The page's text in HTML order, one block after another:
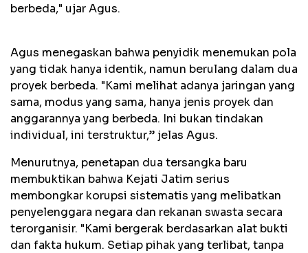
berbeda," ujar Agus.
Agus menegaskan bahwa penyidik menemukan pola
yang tidak hanya identik, namun berulang dalam dua
proyek berbeda. "Kami melihat adanya jaringan yang
sama, modus yang sama, hanya jenis proyek dan
anggarannya yang berbeda. Ini bukan tindakan
individual, ini terstruktur,” jelas Agus.
Menurutnya, penetapan dua tersangka baru
membuktikan bahwa Kejati Jatim serius
membongkar korupsi sistematis yang melibatkan
penyelenggara negara dan rekanan swasta secara
terorganisir. "Kami bergerak berdasarkan alat bukti
dan fakta hukum. Setiap pihak yang terlibat, tanpa